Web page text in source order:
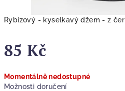
Rybízový - kyselkavý džem - z
85 Kč
cena:
Momentálně nedostupné
Možnosti doručení